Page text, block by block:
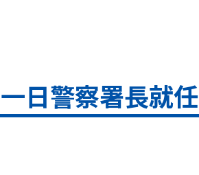
日警察署長就任